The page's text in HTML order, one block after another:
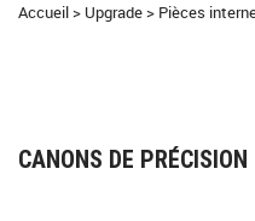
Accueil> Upgrade> Pièces
CANONS DE